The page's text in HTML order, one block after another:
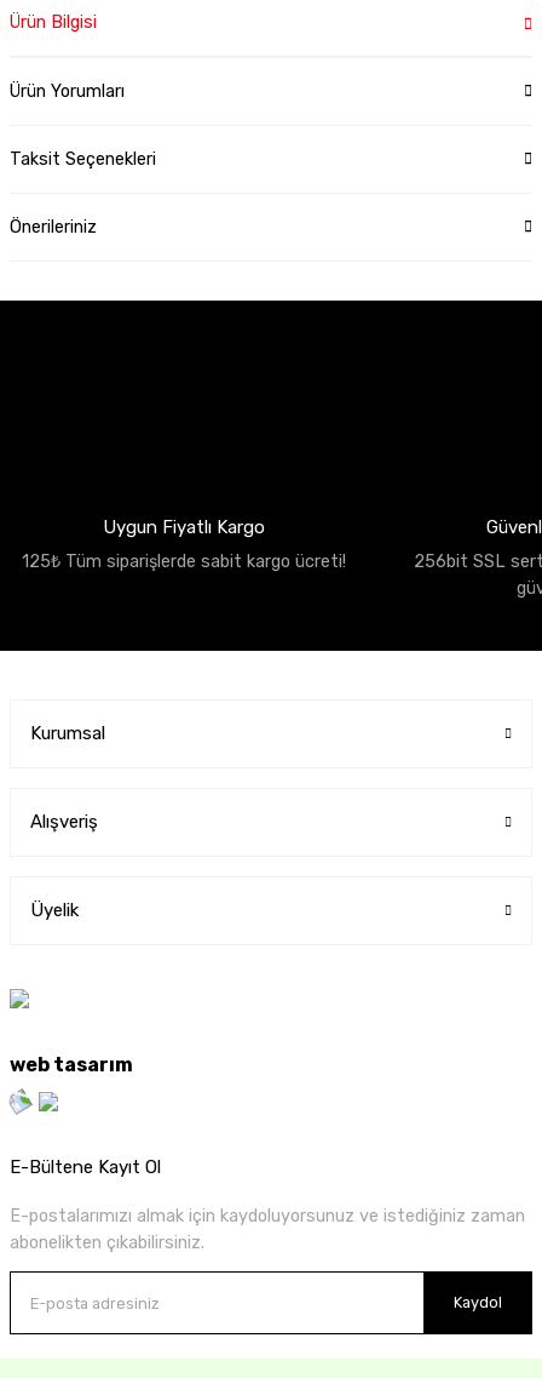
Ürün Bilgisi
Ürün Yorumları
Taksit Seçenekleri
Önerileriniz
Uygun Fiyatlı Kargo
125₺ Tüm siparişlerde sabit kargo ücreti!
256bit SSL
Kurumsal
Alışveriş
Üyelik
web tasarım
E-Bültene Kayıt Ol
E-postalarımızı almak için kaydoluyorsunuz ve istediğiniz zaman
abonelikten çıkabilirsiniz.
Kaydol